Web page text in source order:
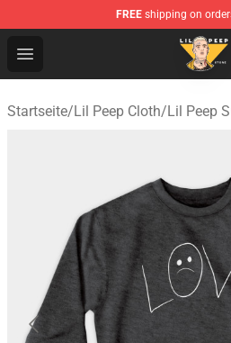
FREE shipping on
Open menu
Lil Peep Store - Official Lil
Startseite/Lil Peep Cloth/Lil Peep